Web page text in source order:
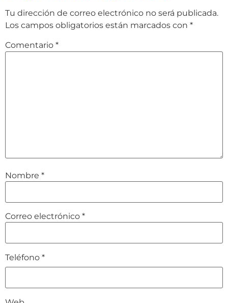
Tu dirección de correo electrónico no será publicada.
Los campos obligatorios están marcados con *
Comentario *
Teléfono *
Nombre *
Correo electrónico *